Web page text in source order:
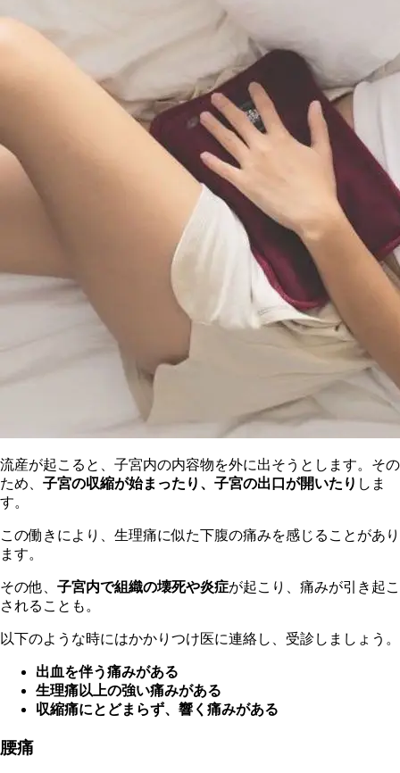
流産が起こると、子宮内の内容物を外に出そうとします。その
ため、 子宮の収縮が始まったり、子宮の出口が開いたり しま
す。
この働きにより、生理痛に似た下腹の痛みを感じることがあり
ます。
その他、 子宮内で組織の壊死や炎症が起こり、痛みが引き起こ
されることも。
以下のような時にはかかりつけ医に連絡し、受診しましょう。
出血を伴う痛みがある
生理痛以上の強い痛みがある
収縮痛にとどまらず、響く痛みがある
腰痛